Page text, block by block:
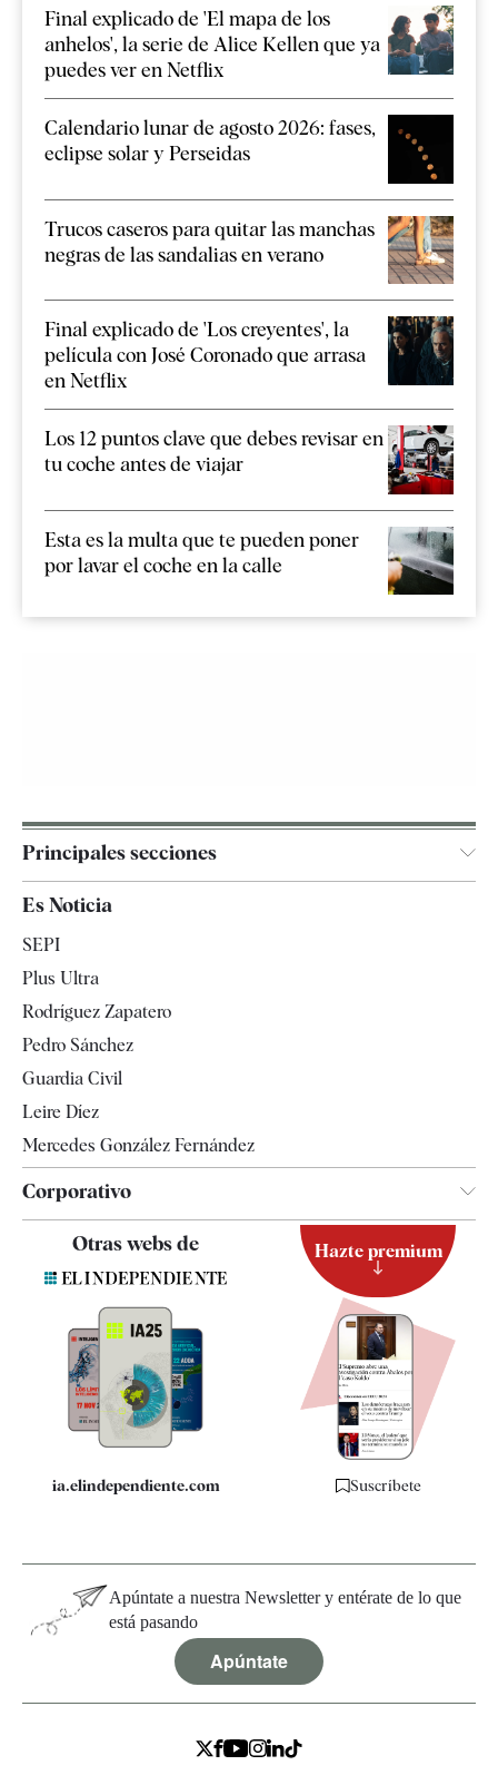
Final explicado de 'El mapa de los
anhelos', la serie de Alice Kellen que ya
puedes ver en Netflix
Calendario lunar de agosto 2026: fases,
eclipse solar y Perseidas
Trucos caseros para quitar las manchas
negras de las sandalias en verano
Final explicado de 'Los creyentes', la
película con José Coronado que arrasa
en Netflix
Los 12 puntos clave que debes revisar en
tu coche antes de viajar
Esta es la multa que te pueden poner
por lavar el coche en la calle
Principales secciones
España
Televisión
Es Noticia
SEPI
Plus Ultra
Rodríguez Zapatero
Pedro Sánchez
Guardia Civil
Leire Díez
Mercedes González Fernández
Corporativo
Contacto
Quiénes somos
Especificaciones
Otras webs de
ia.elindependiente.com
Hazte premium
Suscríbete
Apúntate a nuestra Newsletter y entérate de lo que
está pasando
Apúntate